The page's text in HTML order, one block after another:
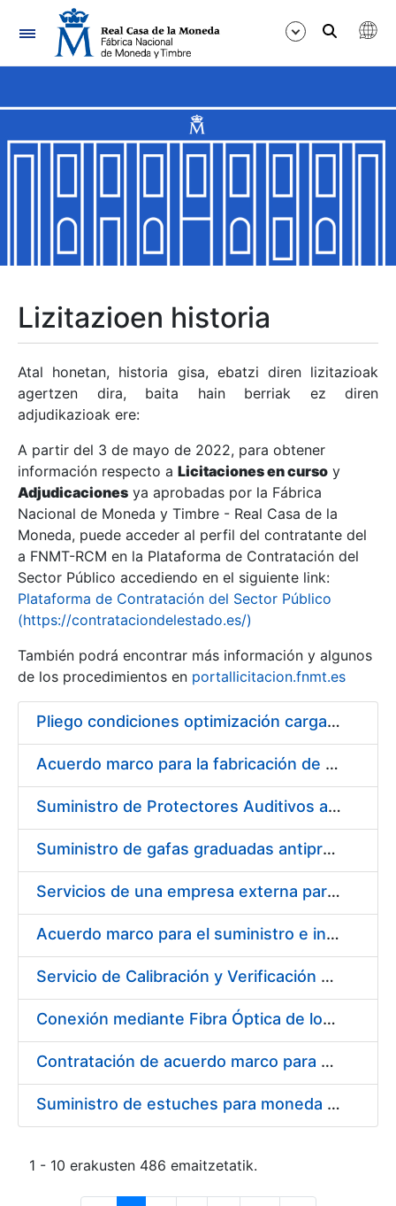
Nabigazioa
Erakutsi/Ezkutatu
Erakutsi/Ezkutatu
Erakutsi/Ezkutatu
Erakutsi/Ezkutatu
Erakutsi/Ezkutatu
Erakutsi/Ezkutatu
Erakutsi/Ezkutatu
Erakutsi/Ezkutatu
Lizitazioen historia
Atal honetan, historia gisa, ebatzi diren lizitazioak
agertzen dira, baita hain berriak ez diren
adjudikazioak ere:
A partir del 3 de mayo de 2022, para obtener
información respecto a Licitaciones en curso y
Adjudicaciones ya aprobadas por la Fábrica
Nacional de Moneda y Timbre - Real Casa de la
Moneda, puede acceder al perfil del contratante del
a FNMT-RCM en la Plataforma de Contratación del
Sector Público accediendo en el siguiente link:
Plataforma de Contratación del Sector Público
(https://contrataciondelestado.es/)
También podrá encontrar más información y algunos
de los procedimientos en portallicitacion.fnmt.es
Pliego condiciones optimización cargas compras firmado
Acuerdo marco para la fabricación de piezas
Suministro de Protectores Auditivos a medida para las personas trabajadoras de los Centros de Trabajo de Madrid y Burgos
Suministro de gafas graduadas antiproyecciones para los trabajadores de la FNMT-RCM en los centros de trabajo de Madrid y Burgos
Servicios de una empresa externa para el asesoramiento y resolución de los recursos de alzada que se presentan relacionados con procesos de selección para la FNMT-RCM
Acuerdo marco para el suministro e instalación de persianas, estores y otros complementos
Servicio de Calibración y Verificación Externa de los Equipos de Medición del Servicio de Prevención de la FNMT-RCM
Conexión mediante Fibra Óptica de los Centros de Proceso de Datos (CPDs) de las sedes de la FNMT-RCM de Burgos y Madrid
Contratación de acuerdo marco para el Suministro de Material de Electricidad para la Fábrica Nacional de Moneda y Timbre-Real Casa de la Moneda en su centro de trabajo de Burgos
Suministro de estuches para moneda de 30 €
1 - 10 erakusten 486 emaitzetatik.